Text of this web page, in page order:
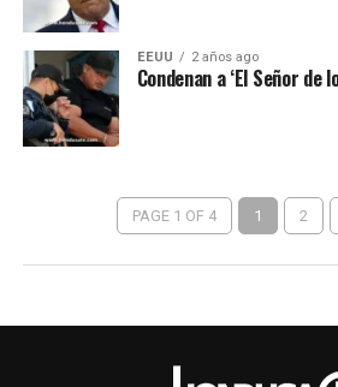
EEUU 2 años ago
Condenan a ‘El Señor de
PAGE 1 OF 4 1 2